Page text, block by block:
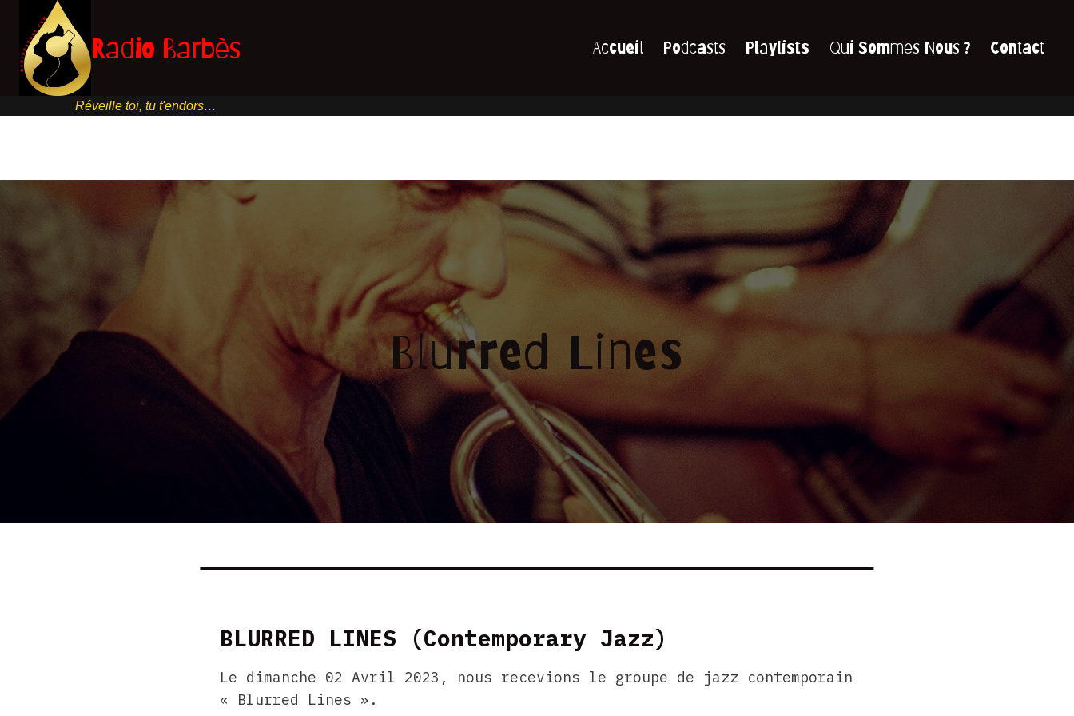
contenu
Radio Barbès Accueil Podcasts Playlists Qui Sommes Nous ? Contact
Réveille toi, tu t'endors…
Blurred Lines
BLURRED LINES (Contemporary Jazz)
Le dimanche 02 Avril 2023, nous recevions le groupe de jazz contemporain
« Blurred Lines ».